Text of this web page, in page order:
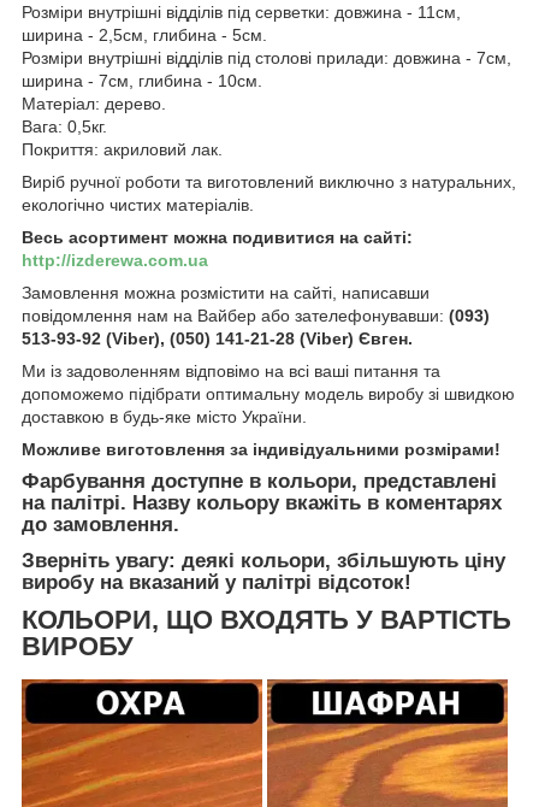
Розміри внутрішні відділів під серветки: довжина - 11см,
ширина - 2,5см, глибина - 5см.
Розміри внутрішні відділів під столові прилади: довжина - 7см,
ширина - 7см, глибина - 10см.
Матеріал: дерево.
Вага: 0,5кг.
Покриття: акриловий лак.
Виріб ручної роботи та виготовлений виключно з натуральних,
екологічно чистих матеріалів.
Весь асортимент можна подивитися на сайті:
http://izderewa.com.ua
Замовлення можна розмістити на сайті, написавши
повідомлення нам на Вайбер або зателефонувавши: (093)
513-93-92 (Viber), (050) 141-21-28 (Viber) Євген.
Ми із задоволенням відповімо на всі ваші питання та
допоможемо підібрати оптимальну модель виробу зі швидкою
доставкою в будь-яке місто України.
Можливе виготовлення за індивідуальними розмірами!
Фарбування доступне в кольори, представлені
на палітрі. Назву кольору вкажіть в коментарях
до замовлення.
Зверніть увагу: деякі кольори, збільшують ціну
виробу на вказаний у палітрі відсоток!
КОЛЬОРИ, ЩО ВХОДЯТЬ У ВАРТІСТЬ
ВИРОБУ